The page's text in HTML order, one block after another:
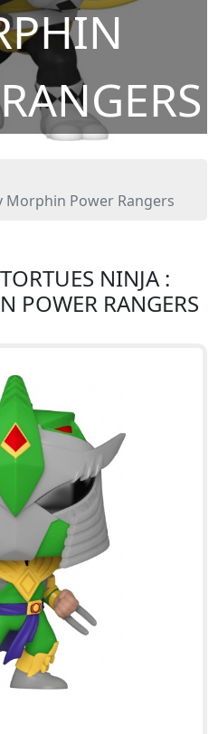
Morphin Power Rangers
NINJA :
POWER RANGERS